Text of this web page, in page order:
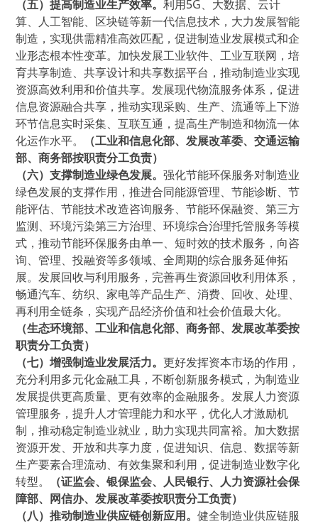
（五）提高制造业生产效率。利用5G、大数据、云计
算、人工智能、区块链等新一代信息技术，大力发展智能
制造，实现供需精准高效匹配，促进制造业发展模式和企
业形态根本性变革。加快发展工业软件、工业互联网，培
育共享制造、共享设计和共享数据平台，推动制造业实现
资源高效利用和价值共享。发展现代物流服务体系，促进
信息资源融合共享，推动实现采购、生产、流通等上下游
环节信息实时采集、互联互通，提高生产制造和物流一体
化运作水平。
（工业和信息化部、发展改革委、交通运输
部、商务部按职责分工负责）
（六）支撑制造业绿色发展。强化节能环保服务对制造业
绿色发展的支撑作用，推进合同能源管理、节能诊断、节
能评估、节能技术改造咨询服务、节能环保融资、第三方
监测、环境污染第三方治理、环境综合治理托管服务等模
式，推动节能环保服务由单一、短时效的技术服务，向咨
询、管理、投融资等多领域、全周期的综合服务延伸拓
展。发展回收与利用服务，完善再生资源回收利用体系，
畅通汽车、纺织、家电等产品生产、消费、回收、处理、
再利用全链条，实现产品经济价值和社会价值最大化。
（生态环境部、工业和信息化部、商务部、发展改革委按
职责分工负责）
（七）增强制造业发展活力。更好发挥资本市场的作用，
充分利用多元化金融工具，不断创新服务模式，为制造业
发展提供更高质量、更有效率的金融服务。发展人力资源
管理服务，提升人才管理能力和水平，优化人才激励机
制，推动稳定制造业就业，助力实现共同富裕。加大数据
资源开发、开放和共享力度，促进知识、信息、数据等新
生产要素合理流动、有效集聚和利用，促进制造业数字化
转型。
（证监会、银保监会、人民银行、人力资源社会保
障部、网信办、发展改革委按职责分工负责）
（八）推动制造业供应链创新应用。健全制造业供应链服